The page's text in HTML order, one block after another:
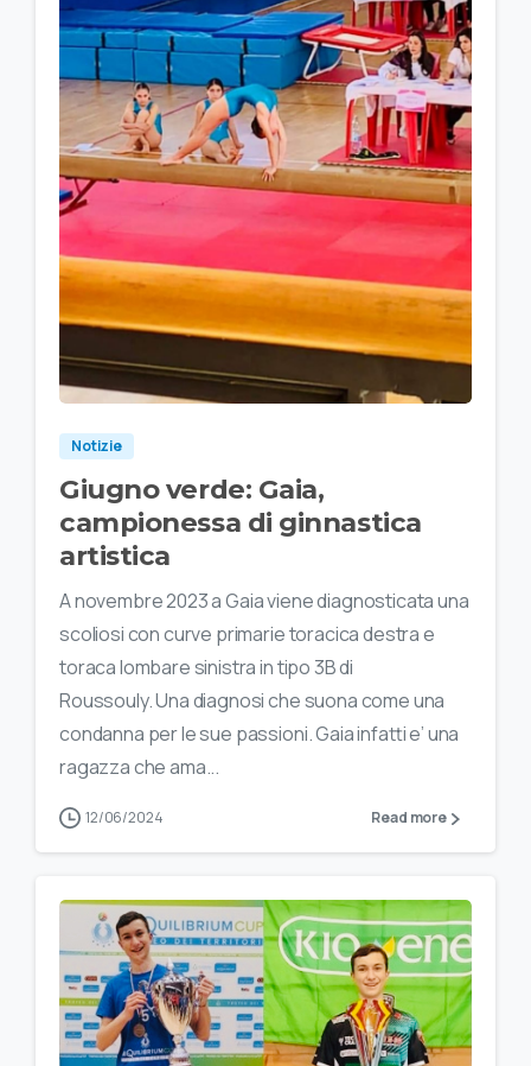
Notizie
Giugno verde: Gaia,
campionessa di ginnastica
artistica
A novembre 2023 a Gaia viene diagnosticata una
scoliosi con curve primarie toracica destra e
toraca lombare sinistra in tipo 3B di
Roussouly. Una diagnosi che suona come una
condanna per le sue passioni. Gaia infatti e’ una
ragazza che ama...
12/06/2024 Read more